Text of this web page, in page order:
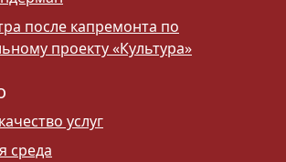
после капремонта по
проекту «Культура»
услуг
среда